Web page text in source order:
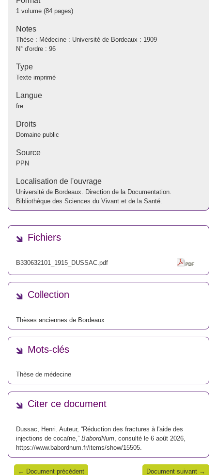
1 volume (84 pages)
Notes
Thèse : Médecine : Université de Bordeaux : 1909
N° d'ordre : 96
Type
Texte imprimé
Langue
fre
Droits
Domaine public
Source
PPN
Localisation de l'ouvrage
Université de Bordeaux. Direction de la Documentation.
Bibliothèque des Sciences du Vivant et de la Santé.
Fichiers
B330632101_1915_DUSSAC.pdf
Collection
Thèses anciennes de Bordeaux
Mots-clés
Thèse de médecine
Citer ce document
Dussac, Henri. Auteur, “Réduction des fractures à l'aide des
injections de cocaïne,” BabordNum , consulté le 6 août 2026,
https://www.babordnum.fr/items/show/15505
← Document précédent Document suivant →